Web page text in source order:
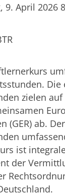
9. April 2026
Die
zielen auf
(GER) ab.
ist
der